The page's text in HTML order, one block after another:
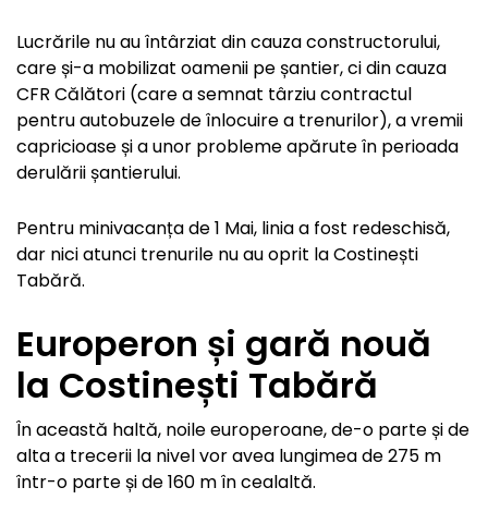
Lucrările nu au întârziat din cauza constructorului,
care și-a mobilizat oamenii pe șantier, ci din cauza
CFR Călători (care a semnat târziu contractul
pentru autobuzele de înlocuire a trenurilor), a vremii
capricioase și a unor probleme apărute în perioada
derulării șantierului.
Pentru minivacanța de 1 Mai, linia a fost redeschisă,
dar nici atunci trenurile nu au oprit la Costinești
Tabără.
Europeron și gară nouă
la Costinești Tabără
În această haltă, noile europeroane, de-o parte și de
alta a trecerii la nivel vor avea lungimea de 275 m
într-o parte și de 160 m în cealaltă.